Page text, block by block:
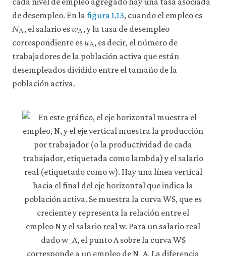
de desempleo. En la figura 1.13, cuando el empleo es
𝑁A
NA , el salario es𝑤A, y la tasa de desempleo
correspondiente es𝑢A, es decir, el número de
trabajadores de la población activa que están
desempleados dividido entre el tamaño de la
población activa.